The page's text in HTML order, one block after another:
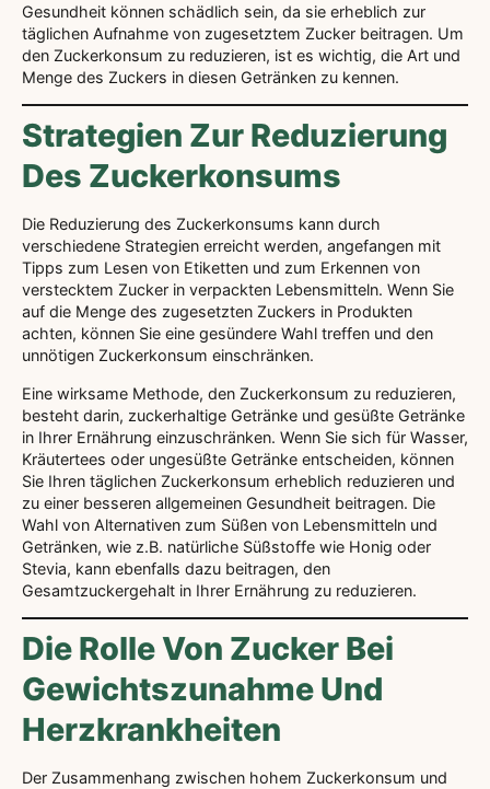
Gesundheit können schädlich sein, da sie erheblich zur
täglichen Aufnahme von zugesetztem Zucker beitragen. Um
den Zuckerkonsum zu reduzieren, ist es wichtig, die Art und
Menge des Zuckers in diesen Getränken zu kennen.
Strategien Zur Reduzierung
Des Zuckerkonsums
Die Reduzierung des Zuckerkonsums kann durch
verschiedene Strategien erreicht werden, angefangen mit
Tipps zum Lesen von Etiketten und zum Erkennen von
verstecktem Zucker in verpackten Lebensmitteln. Wenn Sie
auf die Menge des zugesetzten Zuckers in Produkten
achten, können Sie eine gesündere Wahl treffen und den
unnötigen Zuckerkonsum einschränken.
Eine wirksame Methode, den Zuckerkonsum zu reduzieren,
besteht darin, zuckerhaltige Getränke und gesüßte Getränke
in Ihrer Ernährung einzuschränken. Wenn Sie sich für Wasser,
Kräutertees oder ungesüßte Getränke entscheiden, können
Sie Ihren täglichen Zuckerkonsum erheblich reduzieren und
zu einer besseren allgemeinen Gesundheit beitragen. Die
Wahl von Alternativen zum Süßen von Lebensmitteln und
Getränken, wie z.B. natürliche Süßstoffe wie Honig oder
Stevia, kann ebenfalls dazu beitragen, den
Gesamtzuckergehalt in Ihrer Ernährung zu reduzieren.
Die Rolle Von Zucker Bei
Gewichtszunahme Und
Herzkrankheiten
Der Zusammenhang zwischen hohem Zuckerkonsum und